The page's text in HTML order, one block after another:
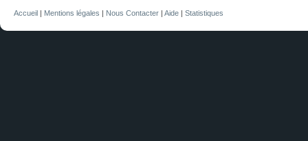
Accueil | Mentions légales | Nous Contacter | Aide | Statistiques